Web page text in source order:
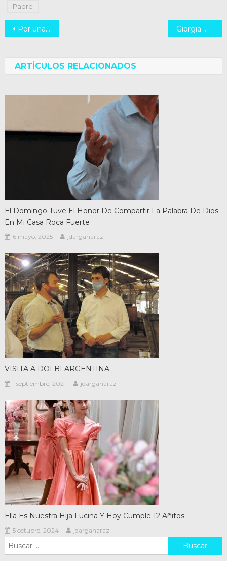
Padre
Navegación
entradas
Por una verdadera inclusión en Santa Fe Giorgia Meloni, ha logrado eliminar cualquier referencia al aborto de la declaración final del G7
ARTÍCULOS RELACIONADOS
El Domingo Tuve El Honor De Compartir La Palabra De Dios
En Mi Casa Roca Fuerte
6 mayo, 2025 jdarganaraz
VISITA A DOLBI ARGENTINA
1 septiembre, 2021 jdarganaraz
Ella Es Nuestra Hija Lucina Y Hoy Cumple 12 Añitos
5 octubre, 2024 jdarganaraz
Buscar: